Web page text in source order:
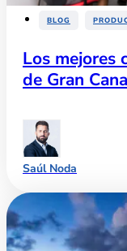
BLOG
Los mejores
de Gran
Saúl Noda